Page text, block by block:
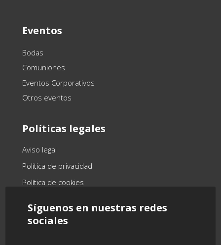
Eventos
Bodas
Comuniones
Eventos Corporativos
Otros eventos
Políticas legales
Aviso legal
Política de privacidad
Política de cookies
Síguenos en nuestras redes
sociales